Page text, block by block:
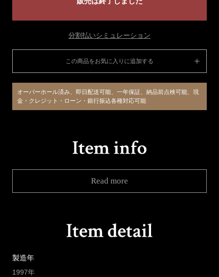
分割払いシミュレーション
この商品をお気に入りに追加する
オーバーホール済み、即日配送可能、一年保証、納品前点検可能、現
金・クレジット・ローン・銀行振込各種対応可能
Read more
製造年
1997年